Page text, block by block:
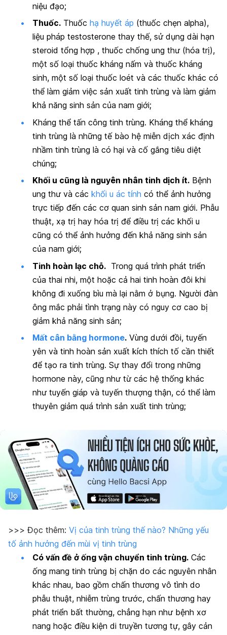
niệu đạo;
Thuốc. Thuốc hạ huyết áp (thuốc chẹn alpha),
liệu pháp testosterone thay thế, sử dụng dài hạn
steroid tổng hợp , thuốc chống ung thư (hóa trị),
một số loại thuốc kháng nấm và thuốc kháng
sinh, một số loại thuốc loét và các thuốc khác có
thể làm giảm việc sản xuất tinh trùng và làm giảm
khả năng sinh sản của nam giới;
Kháng thể tấn công tinh trùng. Kháng thể kháng
tinh trùng là những tế bào hệ miễn dịch xác định
nhầm tinh trùng là có hại và cố gắng tiêu diệt
chúng;
Khối u cũng là nguyên nhân tinh dịch ít. Bệnh
ung thư và các khối u ác tính có thể ảnh hưởng
trực tiếp đến các cơ quan sinh sản nam giới. Phẫu
thuật, xạ trị hay hóa trị để điều trị các khối u
cũng có thể ảnh hưởng đến khả năng sinh sản
của nam giới;
Tinh hoàn lạc chỗ. Trong quá trình phát triển
của thai nhi, một hoặc cả hai tinh hoàn đôi khi
không đi xuống bìu mà lại nằm ở bụng. Người đàn
ông mắc phải tình trạng này có nguy cơ cao bị
giảm khả năng sinh sản;
Mất cân bằng hormone. Vùng dưới đồi, tuyến
yên và tinh hoàn sản xuất kích thích tố cần thiết
để tạo ra tinh trùng. Sự thay đổi trong những
hormone này, cũng như từ các hệ thống khác
như tuyến giáp và tuyến thượng thận, có thể làm
thuyên giảm quá trình sản xuất tinh trùng;
>>> Đọc thêm: Vị của tinh trùng thế nào? Những yếu
tố ảnh hưởng đến mùi vị tinh trùng
Có vấn đề ở ống vận chuyển tinh trùng. Các
ống mang tinh trùng bị chặn do các nguyên nhân
khác nhau, bao gồm chấn thương vô tình do
phẫu thuật, nhiễm trùng trước, chấn thương hay
phát triển bất thường, chẳng hạn như bệnh xơ
nang hoặc điều kiện di truyền tương tự, gây cản